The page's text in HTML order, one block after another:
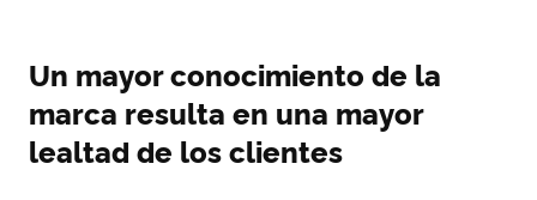
Un mayor conocimiento de la
marca resulta en una mayor
lealtad de los clientes